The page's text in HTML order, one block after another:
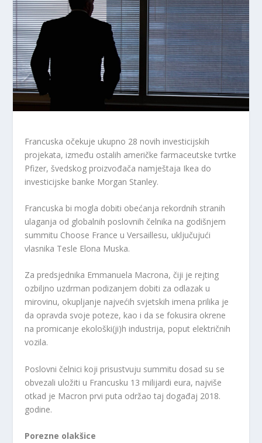
Francuska očekuje ukupno 28 novih investicijskih
projekata, između ostalih američke farmaceutske tvrtke
Pfizer, švedskog proizvođača namještaja Ikea do
investicijske banke Morgan Stanley.
Francuska bi mogla dobiti obećanja rekordnih stranih
ulaganja od globalnih poslovnih čelnika na godišnjem
summitu Choose France u Versaillesu, uključujući
vlasnika Tesle Elona Muska.
Za predsjednika Emmanuela Macrona, čiji je rejting
ozbiljno uzdrman podizanjem dobiti za odlazak u
mirovinu, okupljanje najvećih svjetskih imena prilika je
da opravda svoje poteze, kao i da se fokusira okrene
na promicanje ekološki(ji)h industrija, poput električnih
vozila.
Poslovni čelnici koji prisustvuju summitu dosad su se
obvezali uložiti u Francusku 13 milijardi eura, najviše
otkad je Macron prvi puta održao taj događaj 2018.
godine.
Porezne olakšice